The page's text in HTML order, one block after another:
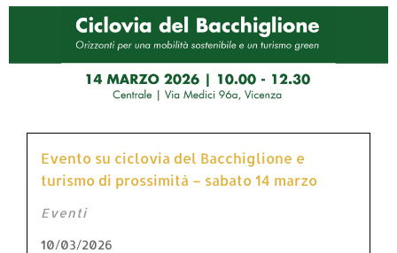
Evento su ciclovia del Bacchiglione e
turismo di prossimità – sabato 14 marzo
Eventi
10/03/2026